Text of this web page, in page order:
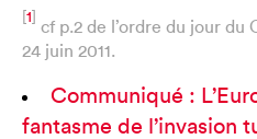
1
cf p.2 de l’ordre du jour du
24 juin 2011.
Communiqué :
fantasme de l’invasion